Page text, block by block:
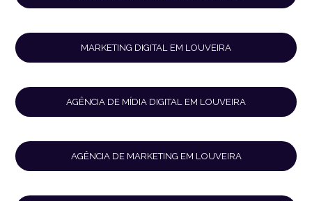
MARKETING DIGITAL EM LOUVEIRA
AGÊNCIA DE MÍDIA DIGITAL EM LOUVEIRA
AGÊNCIA DE MARKETING EM LOUVEIRA